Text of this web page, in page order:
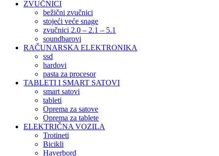
ZVUČNICI
bežični zvučnici
stojeći veće snage
zvučnici 2.0 – 2.1 – 5.1
soundbarovi
RAČUNARSKA ELEKTRONIKA
ssd
hardovi
pasta za procesor
TABLETI I SMART SATOVI
smart satovi
tableti
Oprema za satove
Oprema za tablete
ELEKTRIČNA VOZILA
Trotineti
Bicikli
Haverbord